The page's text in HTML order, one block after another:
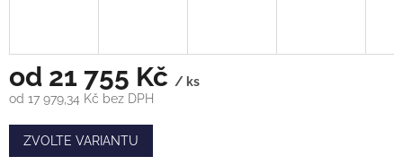
od 21 755 Kč / ks
od 17 979,34 Kč bez DPH
Měrná
cena:
ZVOLTE VARIANTU